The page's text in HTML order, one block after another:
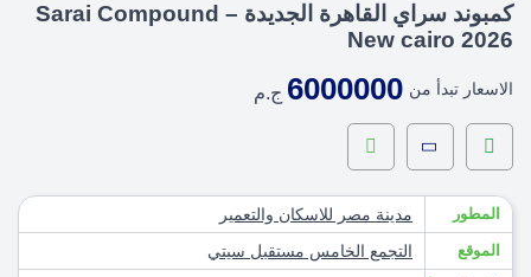
كمبوند سراي القاهرة الجديدة – Sarai Compound
New cairo 2026
الاسعار تبدأ من 6000000 ج.م
المطور مدينة مصر للاسكان والتعمير
الموقع التجمع الخامس مستقبل سيتي